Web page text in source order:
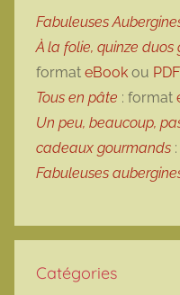
Fabuleuses
À la folie, quinze
format eBook ou PDF
Tous en pâte : format
Un peu, beaucoup,
cadeaux gourmands
Fabuleuses
Catégories